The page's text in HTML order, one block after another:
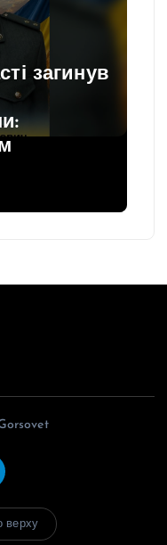
загинув
верху